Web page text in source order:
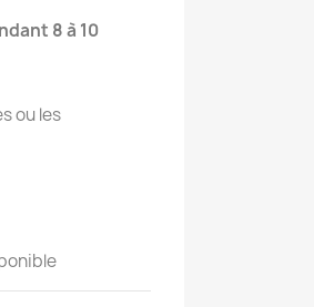
8 à 10
ou les